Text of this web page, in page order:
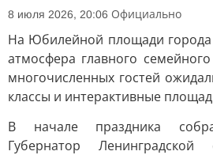
8 июля 2026, 20:06 Официально
На Юбилейной площади города
атмосфера главного
многочисленных гостей
классы и интерактивные
В начале праздника
Губернатор Ленинградской